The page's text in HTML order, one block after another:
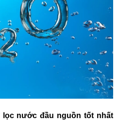
lọc nước đầu nguồn tốt nhất